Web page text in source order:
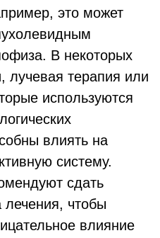
это может
В некоторых
лучевая терапия или
используются
влиять на
систему.
сдать
чтобы
влияние